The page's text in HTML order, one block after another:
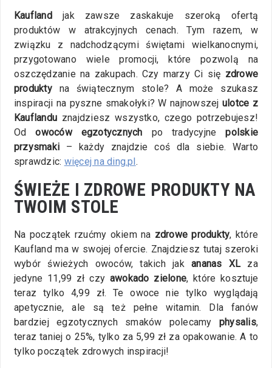
Kauflandjak zawsze zaskakuje szeroką ofertą
produktów w atrakcyjnych cenach. Tym razem, w
związku z nadchodzącymi świętami wielkanocnymi,
przygotowano wiele promocji, które pozwolą na
oszczędzanie na zakupach. Czy marzy Ci się zdrowe
produktyna świątecznym stole? A może szukasz
inspiracji na pyszne smakołyki? W najnowszej ulotce z
Kauflandu znajdziesz wszystko, czego potrzebujesz!
Odowoców egzotycznych po tradycyjnepolskie
przysmaki – każdy znajdzie coś dla siebie. Warto
sprawdzic: więcej na ding.pl.
ŚWIEŻE I ZDROWE PRODUKTY NA
TWOIM STOLE
Na początek rzućmy okiem na zdrowe produkty, które
Kaufland ma w swojej ofercie. Znajdziesz tutaj szeroki
wybór świeżych owoców, takich jakananas XLza
jedyne 11,99 zł czy awokado zielone, które kosztuje
teraz tylko 4,99 zł. Te owoce nie tylko wyglądają
apetycznie, ale są też pełne witamin. Dla fanów
bardziej egzotycznych smaków polecamy physalis,
teraz taniej o 25%, tylko za 5,99 zł za opakowanie. A to
tylko początek zdrowych inspiracji!